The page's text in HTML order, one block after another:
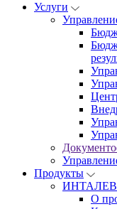
Услуги
Продукты
ИНТАЛЕВ:
О